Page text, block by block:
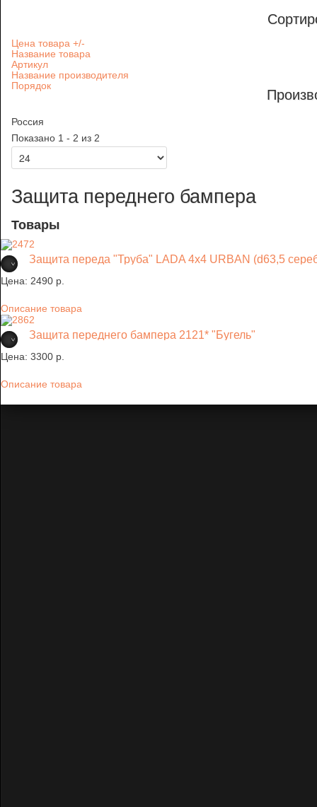
Цена товара +/-
Название товара
Артикул
Название производителя
Порядок
Россия
Показано 1 - 2 из 2
Защита переднего бампера
Товары
Защита переда "Труба" LADA 4x4 URBAN (d63,5
Цена: 2490 p.
Описание товара
Защита переднего бампера 2121* "Бугель"
Цена: 3300 p.
Описание товара